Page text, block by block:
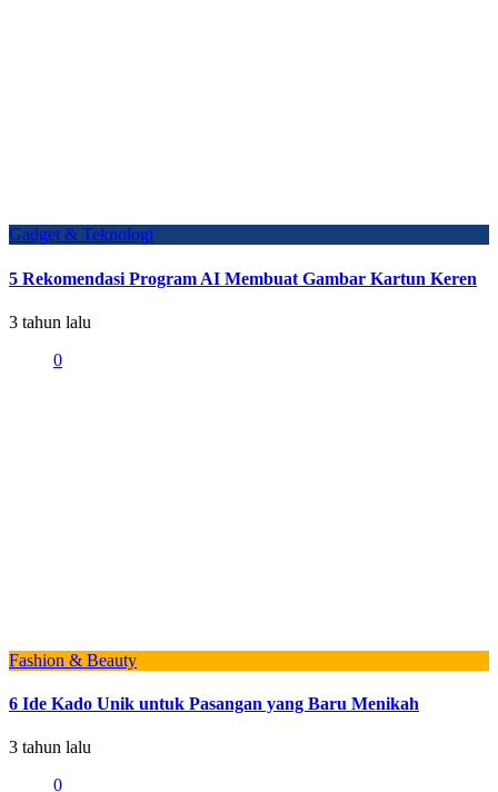
Gadget & Teknologi
5 Rekomendasi Program AI Membuat Gambar Kartun Keren
3 tahun lalu
0
Fashion & Beauty
6 Ide Kado Unik untuk Pasangan yang Baru Menikah
3 tahun lalu
0